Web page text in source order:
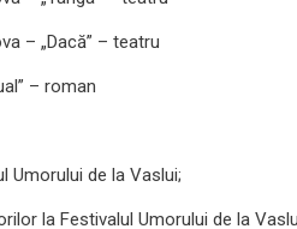
– „Dacă” – teatru
– roman
Umorului de la Vaslui;
la Festivalul Umorului de la